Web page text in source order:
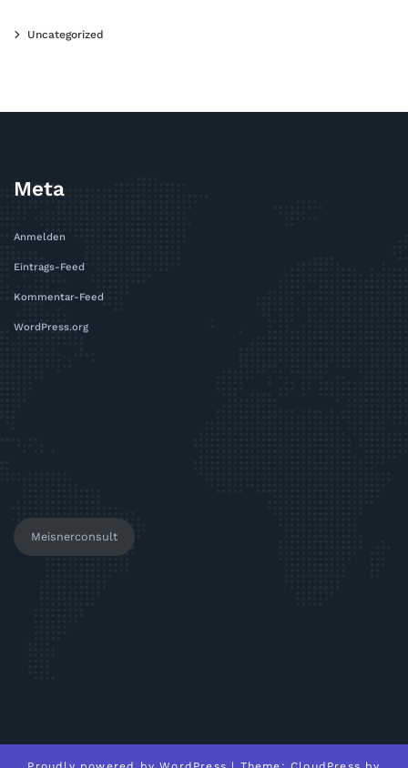
Uncategorized
Meta
Anmelden
Eintrags-Feed
Kommentar-Feed
WordPress.org
Meisnerconsult